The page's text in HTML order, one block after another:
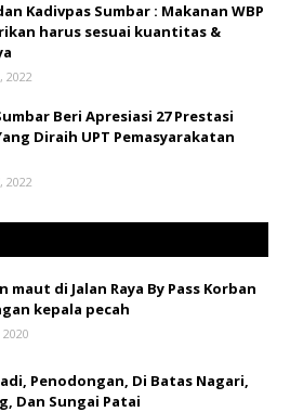
Kadivpas Sumbar : Makanan WBP
harus sesuai kuantitas &
2022
Beri Apresiasi 27 Prestasi
Diraih UPT Pemasyarakatan
2022
maut di Jalan Raya By Pass Korban
kepala pecah
Penodongan, Di Batas Nagari,
Dan Sungai Patai